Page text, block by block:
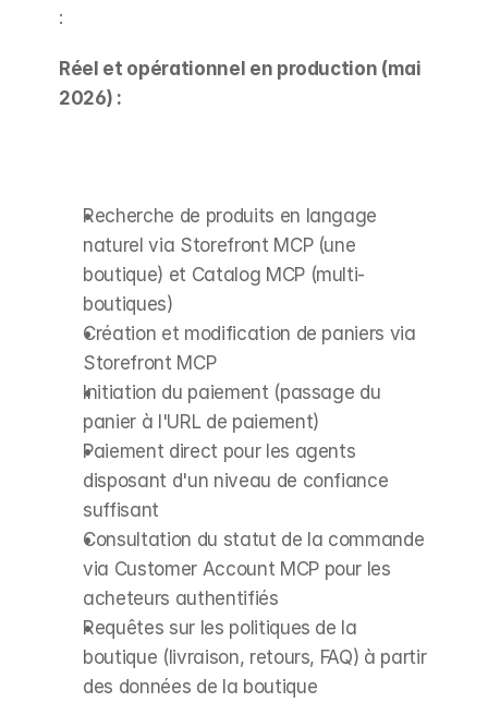
:
Réel et opérationnel en production (mai
2026) :
Recherche de produits en langage
naturel via Storefront MCP (une
boutique) et Catalog MCP (multi-
boutiques)
Création et modification de paniers via
Storefront MCP
Initiation du paiement (passage du
panier à l'URL de paiement)
Paiement direct pour les agents
disposant d'un niveau de confiance
suffisant
Consultation du statut de la commande
via Customer Account MCP pour les
acheteurs authentifiés
Requêtes sur les politiques de la
boutique (livraison, retours, FAQ) à partir
des données de la boutique